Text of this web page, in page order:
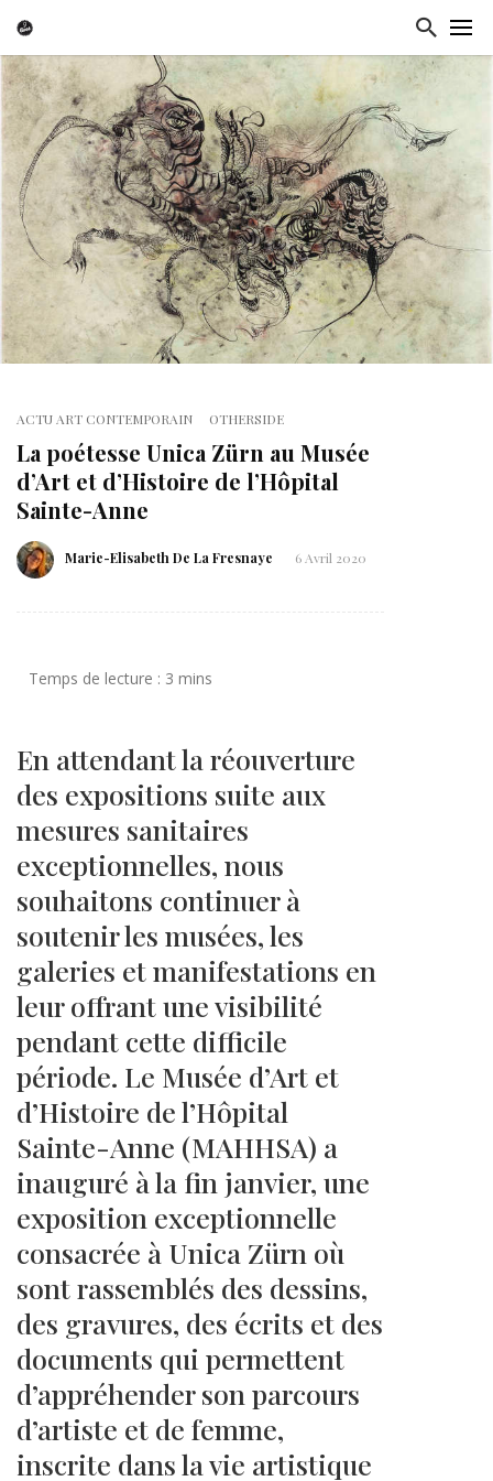
ACTU ART CONTEMPORAIN OTHERSIDE
La poétesse Unica Zürn au Musée
d’Art et d’Histoire de l’Hôpital
Sainte-Anne
Marie-Elisabeth De La Fresnaye 6 Avril 2020
En attendant la réouverture
des expositions suite aux
mesures sanitaires
exceptionnelles, nous
souhaitons continuer à
soutenir les musées, les
galeries et manifestations en
leur offrant une visibilité
pendant cette difficile
période. Le Musée d’Art et
d’Histoire de l’Hôpital
Sainte-Anne (MAHHSA) a
inauguré à la fin janvier, une
exposition exceptionnelle
consacrée à Unica Zürn où
sont rassemblés des dessins,
des gravures, des écrits et des
documents qui permettent
d’appréhender son parcours
d’artiste et de femme,
inscrite dans la vie artistique